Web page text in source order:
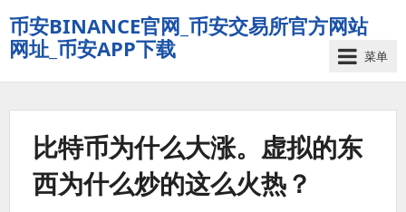
币安BINANCE官网_币安交易所官方网站
网址_币安APP下载
菜单
比特币为什么大涨。虚拟的东
西为什么炒的这么火热？